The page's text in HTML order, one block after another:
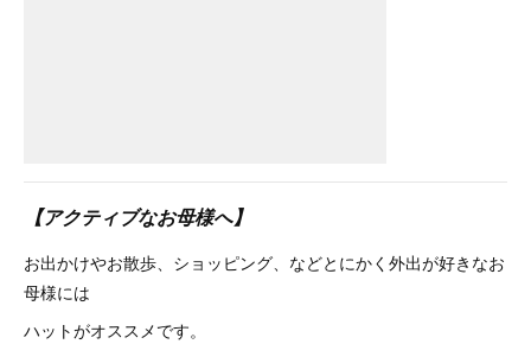
【アクティブなお母様へ】
お出かけやお散歩、ショッピング、などとにかく外出が好きなお
母様には
ハットがオススメです。